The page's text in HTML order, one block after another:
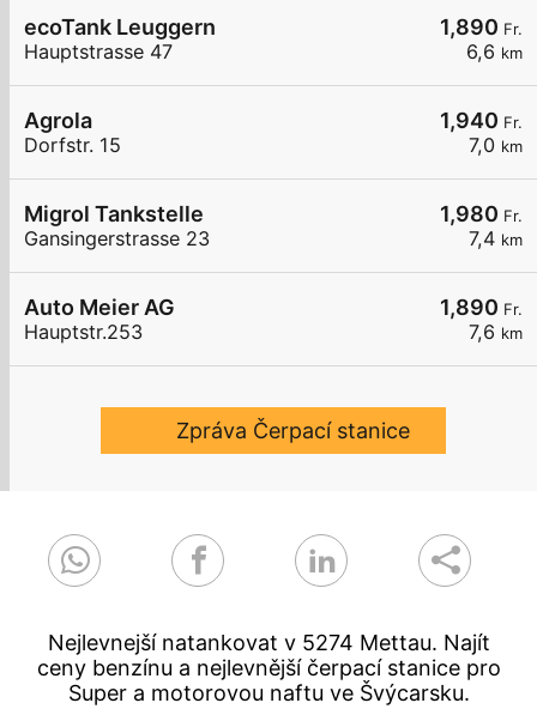
1,890 Fr.
6,6 km
ecoTank Leuggern
Hauptstrasse 47
1,940 Fr.
7,0 km
Agrola
Dorfstr. 15
1,980 Fr.
7,4 km
Migrol Tankstelle
Gansingerstrasse 23
1,890 Fr.
7,6 km
Auto Meier AG
Hauptstr.253
Zpráva Čerpací stanice
Nejlevnejší natankovat v 5274 Mettau. Najít
ceny benzínu a nejlevnější čerpací stanice pro
Super a motorovou naftu ve Švýcarsku.